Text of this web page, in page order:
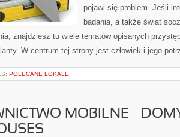
pojawi się problem. Jeśli
badania, a także świat
znajdziesz tu wiele tematów opisanych
W centrum tej strony jest człowiek i jego
POLECANE LOKALE
MOBILNE –